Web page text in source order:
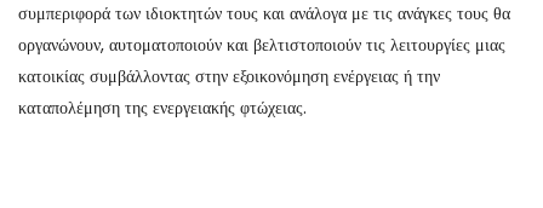
συμπεριφορά των ιδιοκτητών τους και ανάλογα με τις ανάγκες τους θα
οργανώνουν, αυτοματοποιούν και βελτιστοποιούν τις λειτουργίες μιας
κατοικίας συμβάλλοντας στην εξοικονόμηση ενέργειας ή την
καταπολέμηση της ενεργειακής φτώχειας.